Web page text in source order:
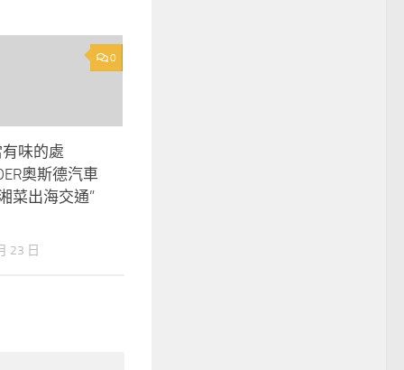
0
有味的處
奧斯德汽車
菜出海交通”
23 日